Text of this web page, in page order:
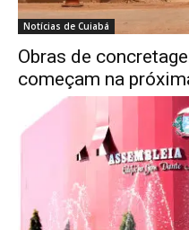
Notícias de Cuiabá
Obras de
começam na